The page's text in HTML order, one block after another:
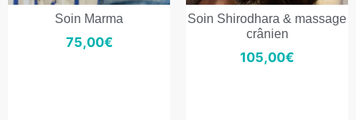
Soin Marma
75,00€
Soin Shirodhara & massage
crânien
105,00€